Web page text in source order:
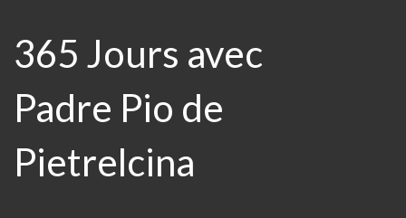
365 Jours avec
Padre Pio de
Pietrelcina